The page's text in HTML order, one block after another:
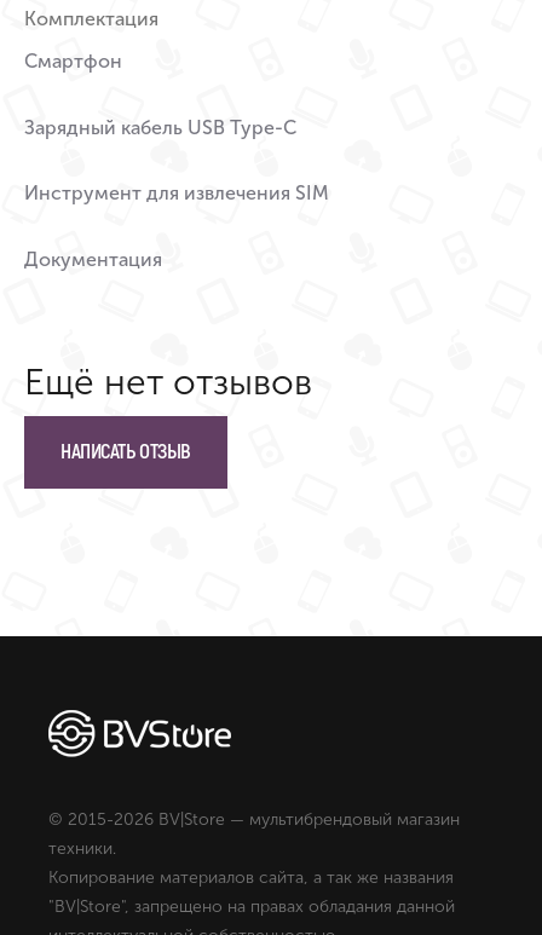
Комплектация
Смартфон
Зарядный кабель USB Type-C
Инструмент для извлечения SIM
Документация
Ещё нет отзывов
НАПИСАТЬ ОТЗЫВ
© 2015-2026 BV|Store — мультибрендовый магазин
техники.
Копирование материалов сайта, а так же названия
"BV|Store", запрещено на правах обладания данной